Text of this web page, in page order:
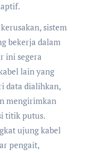
sistem
bekerja dalam
ini segera
lain yang
data dialihkan,
mengirimkan
titik putus.
ujung kabel
pengait,